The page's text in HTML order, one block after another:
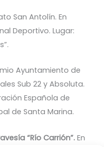
San Antolín. En
Deportivo. Lugar:
Ayuntamiento de
Sub 22 y Absoluta.
Española de
de Santa Marina.
“Río Carrión”.En